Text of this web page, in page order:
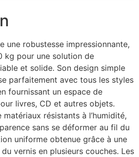
une robustesse impressionnante,
kg pour une solution de
et solide. Son design simple
parfaitement avec tous les styles
fournissant un espace de
livres, CD et autres objets.
résistants à l’humidité,
sans se déformer au fil du
uniforme obtenue grâce à une
vernis en plusieurs couches. Les